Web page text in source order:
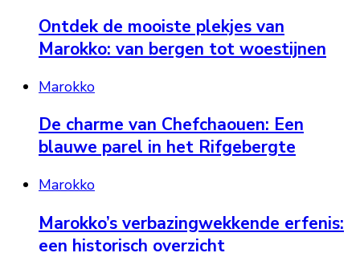
Ontdek de mooiste plekjes van
Marokko: van bergen tot woestijnen
Marokko
De charme van Chefchaouen: Een
blauwe parel in het Rifgebergte
Marokko
Marokko’s verbazingwekkende erfenis:
een historisch overzicht